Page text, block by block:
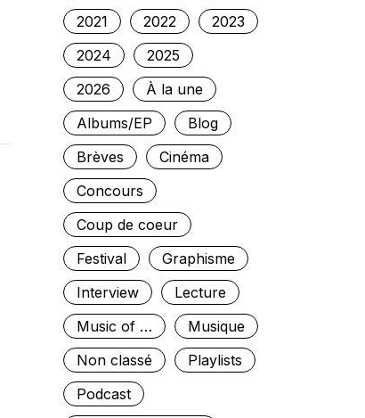
2021
2022
2023
2024
2025
2026
À la une
Albums/EP
Blog
Brèves
Cinéma
Concours
Coup de coeur
Festival
Graphisme
Interview
Lecture
Music of …
Musique
Non classé
Playlists
Podcast